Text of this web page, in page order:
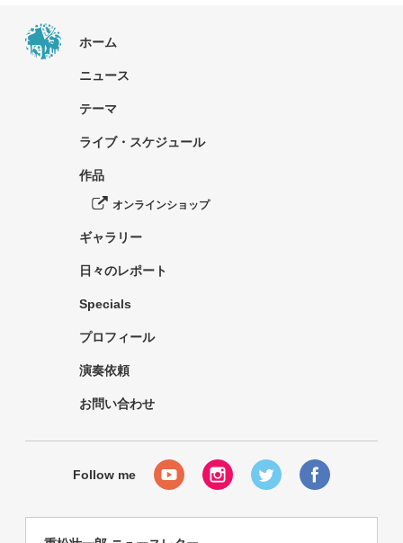
ホーム
ニュース
テーマ
ライブ・スケジュール
作品
オンラインショップ
ギャラリー
日々のレポート
Specials
プロフィール
演奏依頼
お問い合わせ